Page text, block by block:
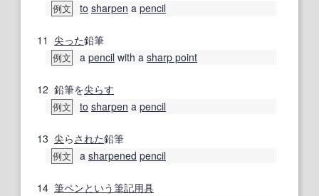
例文 to sharpen a pencil
11 尖った鉛筆
例文 a pencil with a sharp point
12 鉛筆を尖らす
例文 to sharpen a pencil
13 尖らされた鉛筆
例文 a sharpened pencil
14 筆ペンという筆記用具